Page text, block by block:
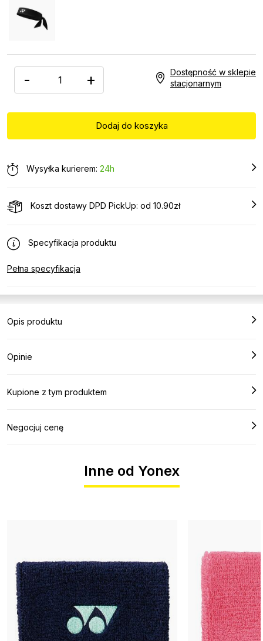
- +
Dostępność w sklepie
stacjonarnym
Wysyłka kurierem: 24h
Koszt dostawy DPD PickUp: od 10.90zł
Specyfikacja produktu
Pełna specyfikacja
Opis produktu
Opinie
Kupione z tym produktem
Negocjuj cenę
Inne od Yonex